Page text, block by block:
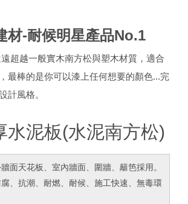
材-耐候明星產品No.1
超越一般實木南方松與塑木材質，適合
最棒的是你可以漆上任何想要的顏色...完
計風格。
水泥板(水泥南方松)
面天花板、室內牆面、圍牆、籬笆採用。
、抗潮、耐燃、耐候、施工快速、無毒環